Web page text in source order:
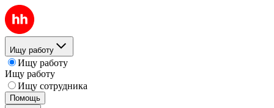
Ищу работу
Ищу работу
Ищу работу
Ищу сотрудника
Помощь